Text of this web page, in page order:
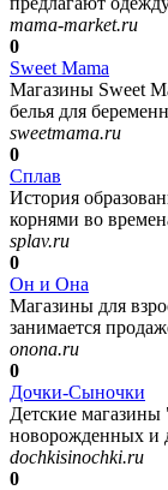
mama-market.ru
0
Sweet Mama
Магазины Sweet
белья для
sweetmama.ru
0
Сплав
История
корнями во
splav.ru
0
Он и Она
Магазины для
занимается
onona.ru
0
Дочки-Сыночки
Детские
новорожденных и
dochkisinochki.ru
0